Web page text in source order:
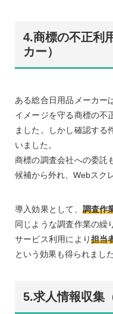
4.商標の不正利
カー）
ある総合日用品メーカー
イメージを守る商標の不
ました。しかし確認する
いました。
商標の調査会社への委託
候補から外れ、Webスク
導入効果として、 調査作
同じような調査作業の繰
サービス利用により担当
という効果も得られました
5.求人情報収集